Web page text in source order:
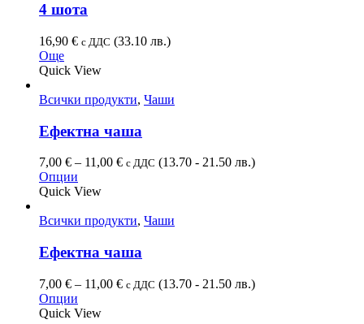
4 шота
16,90 € с ДДС (33.10 лв.)
Още
Quick View
Всички продукти, Чаши
Ефектна чаша
7,00 € – 11,00 € с ДДС (13.70 - 21.50 лв.)
Опции
Quick View
Всички продукти, Чаши
Ефектна чаша
7,00 € – 11,00 € с ДДС (13.70 - 21.50 лв.)
Опции
Quick View